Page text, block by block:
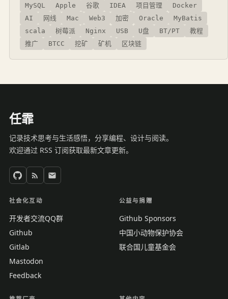
MySQL
Apple 谷歌 IDEA 项目管理
Docker
AI
网线 Mac Web3 加密 Oracle
MyBatis
scala
树莓派 Nginx USB U盘 BT/PT
教程
推广
BTCC 挖矿 矿机 区块链
任霏
记录技术思考与生活感悟，分享编程、设计与阅读。
欢迎通过 RSS 订阅获取最新文章更新。
社会化互动
开发者交流QQ群
Github
Gitlab
Mastodon
Feedback
公益与捐赠
Github Sponsors
中国小动物保护协会
联合国儿童基金会